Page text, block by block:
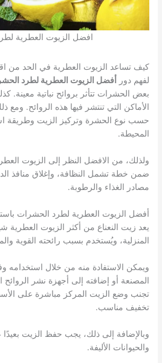
افضل الزيوت العطرية
كيف تساعد الزيوت العطرية في الحد من
لفهم دور
أفضل الزيوت العطرية لطرد
بعض الحشرات تتأثر بروائح نباتية معينة.
الأماكن التي تنتشر فيها هذه الروائح. ومع
حسب نوع الحشرة وتركيز الزيت وطريقة
المحيطة.
ولذلك، من الافضل النظر إلى الزيوت
ضمن خطة تشمل النظافة، وإغلاق منافذ
مصادر الغذاء والرطوبة.
أفضل الزيوت العطرية لطرد الحشرات
يعد زيت النعناع من أكثر الزيوت العطرية
المنزلية، ويُستخدم بسبب رائحته القوية
ويمكن الاستفادة منه من خلال استخدامه
المصنعة أو إضافته إلى أجهزة نشر
تجنب وضع الزيت المركز مباشرة على
تخفيف مناسب.
وبالإضافة إلى ذلك، يجب حفظ الزيت بعيدًا
والحيوانات الأليفة.